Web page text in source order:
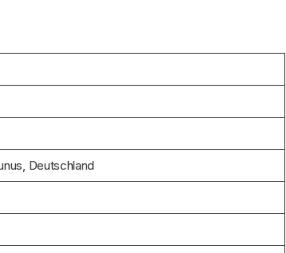
Deutschland